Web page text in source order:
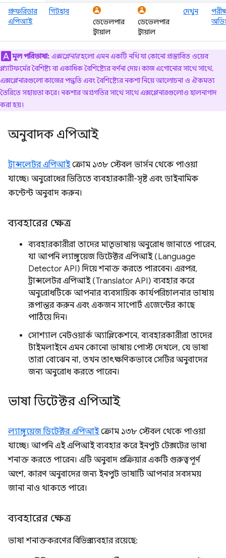
প্রুফরিডার
এপিআই
গিটহাব
ডেভেলপার
ট্রায়াল
ডেভেলপার
ট্রায়াল
দেখুন
মূল পরিভাষা: এক্সপ্লেনারহলো এমন একটি নথি যা কোনো প্রস্তাবিত ওয়েব
প্ল্যাটফর্মের বৈশিষ্ট্য বা একাধিক বৈশিষ্ট্যের বর্ণনা দেয়। কাজ এগোনোর সাথে সাথে,
এক্সপ্লেনারগুলো কাজের পদ্ধতি এবং বৈশিষ্ট্যের নকশা নিয়ে আলোচনা ও ঐকমত্য
তৈরিতে সহায়তা করে। নকশার অগ্রগতির সাথে সাথে এক্সপ্লেনারগুলোও হালনাগাদ
করা হয়।
অনুবাদক এপিআই
ট্রান্সলেটর এপিআইক্রোম ১৩৮ স্টেবল ভার্সন থেকে পাওয়া
যাচ্ছে। অনুরোধের ভিত্তিতে ব্যবহারকারী-সৃষ্ট এবং ডাইনামিক
কন্টেন্ট অনুবাদ করুন।
ব্যবহারের ক্ষেত্র
ব্যবহারকারীরা তাদের মাতৃভাষায় অনুরোধ জানাতে পারেন,
যা আপনি ল্যাঙ্গুয়েজ ডিটেক্টর এপিআই (Language
Detector API) দিয়ে শনাক্ত করতে পারবেন। এরপর,
ট্রান্সলেটর এপিআই (Translator API) ব্যবহার করে
অনুরোধটিকে আপনার ব্যবসায়িক কার্যপরিচালনার ভাষায়
রূপান্তর করুন এবং একজন সাপোর্ট এজেন্টের কাছে
পাঠিয়ে দিন।
সোশ্যাল নেটওয়ার্ক অ্যাপ্লিকেশনে, ব্যবহারকারীরা তাদের
টাইমলাইনে এমন কোনো ভাষায় পোস্ট দেখলে, যে ভাষা
তারা বোঝেন না, তখন তাৎক্ষণিকভাবে সেটির অনুবাদের
জন্য অনুরোধ করতে পারেন।
ভাষা ডিটেক্টর এপিআই
ল্যাঙ্গুয়েজ ডিটেক্টর এপিআইক্রোম ১৩৮ স্টেবল থেকে পাওয়া
যাচ্ছে। আপনি এই এপিআই ব্যবহার করে ইনপুট টেক্সটের ভাষা
শনাক্ত করতে পারেন। এটি অনুবাদ প্রক্রিয়ার একটি গুরুত্বপূর্ণ
অংশ, কারণ অনুবাদের জন্য ইনপুট ভাষাটি আপনার সবসময়
জানা নাও থাকতে পারে।
ব্যবহারের ক্ষেত্র
ভাষা শনাক্তকরণের বিভিন্ন ব্যবহার রয়েছে: